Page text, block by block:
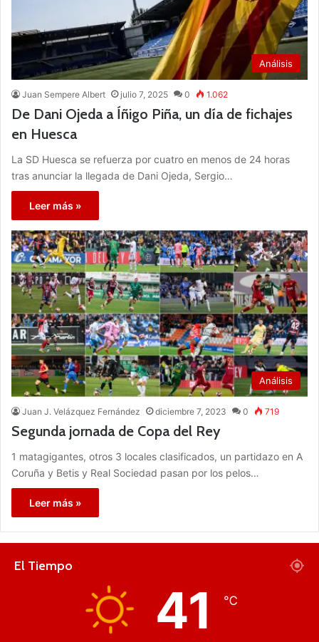
Análisis
Juan Sempere Albert julio 7, 2025 0 1.062
De Dani Ojeda a Íñigo Piña, un día de fichajes
en Huesca
La SD Huesca se refuerza por cuatro en menos de 24 horas
tras anunciar la llegada de Dani Ojeda, Sergio…
Leer más »
Análisis
Juan J. Velázquez Fernández diciembre 7, 2023 0 719
Segunda jornada de Copa del Rey
1 matagigantes, otros 3 locales clasificados, un partidazo en A
Coruña y Betis y Real Sociedad pasan por los pelos…
Leer más »
El Tiempo
41 ℃